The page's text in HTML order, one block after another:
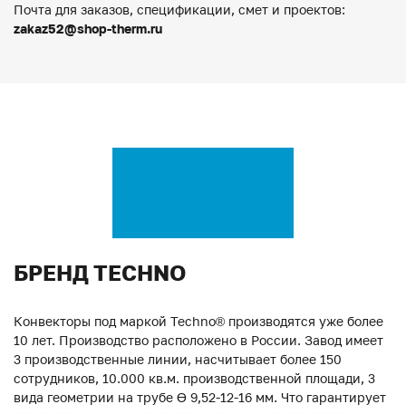
Почта для заказов, спецификации, смет и проектов:
zakaz52@shop-therm.ru
БРЕНД TECHNO
Конвекторы под маркой Techno® производятся уже более
10 лет. Производство расположено в России. Завод имеет
3 производственные линии, насчитывает более 150
сотрудников, 10.000 кв.м. производственной площади, 3
вида геометрии на трубе ϴ 9,52-12-16 мм. Что гарантирует